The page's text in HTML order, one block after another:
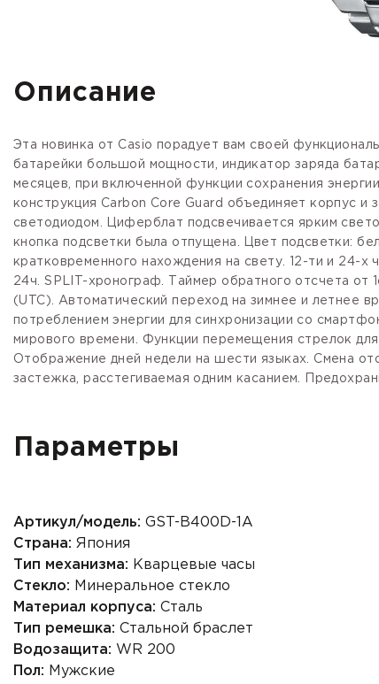
Описание
Эта новинка от Casio порадует вам своей
батарейки большой мощности, индикатор заряда
месяцев, при включенной функции сохранения
конструкция Carbon Core Guard объединяет корпус
светодиодом. Циферблат подсвечивается ярким
кнопка подсветки была отпущена. Цвет подсветки:
кратковременного нахождения на свету.
12-ти и 24-х
24ч.SPLIT-хронограф. Таймер обратного отсчета от
(UTC).
Автоматический переход на зимнее и летнее
потреблением энергии для синхронизации со
мирового времени. Функции перемещения стрелок
Отображение дней недели на шести языках. Смена
застежка, расстегиваемая одним касанием.
Параметры
Артикул/модель: GST-B400D-1A
Страна: Япония
Тип механизма: Кварцевые часы
Стекло: Минеральное стекло
Материал корпуса: Сталь
Тип ремешка: Стальной браслет
Водозащита: WR 200
Пол: Мужские